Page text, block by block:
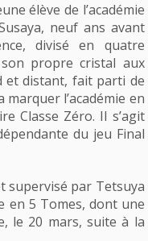
élève de l’académie
neuf ans avant
divisé en quatre
propre cristal aux
et distant, fait parti de
marquer l’académie en
Classe Zéro. Il s’agit
du jeu Final
supervisé par Tetsuya
en 5 Tomes, dont une
le 20 mars, suite à la